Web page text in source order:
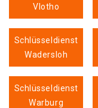
Vlotho
Schlüsseldienst
Wadersloh
Schlüsseldienst
Warburg